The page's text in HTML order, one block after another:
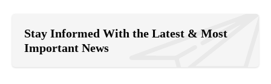
Stay Informed With the Latest & Most
Important News